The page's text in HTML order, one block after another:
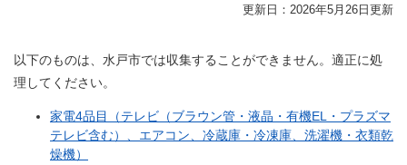
更新日：2026年5月26日更新
以下のものは、水戸市では収集することができません。適正に処
理してください。
家電4品目（テレビ（ブラウン管・液晶・有機EL・プラズマ
テレビ含む）、エアコン、冷蔵庫・冷凍庫、洗濯機・衣類乾
燥機）